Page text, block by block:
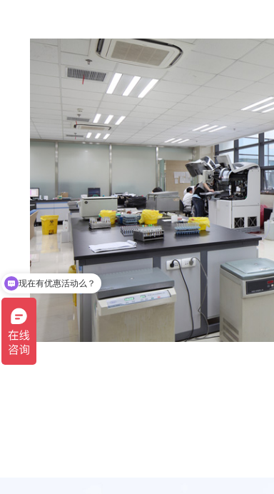
可以介绍下你们的产品么？